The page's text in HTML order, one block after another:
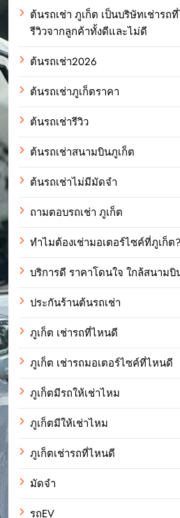
ต้นรถเช่า ภูเก็ต เป็นบริษัทเช่าร
รีวิวจากลูกค้าทั้งดีและไม่ดี
ต้นรถเช่า2026
ต้นรถเช่าภูเก็ตราคา
ต้นรถเช่ารีวิว
ต้นรถเช่าสนามบินภูเก็ต
ต้นรถเช่าไม่มีมัดจำ
ถามตอบรถเช่า ภูเก็ต
ทำไมต้องเช่ามอเตอร์ไซค์ที่ภูเก็ต?
บริการดี ราคาโดนใจ ใกล้สนามบิ
ประกันร้านต้นรถเช่า
ภูเก็ต เช่ารถที่ไหนดี
ภูเก็ต เช่ารถมอเตอร์ไซค์ที่ไหนดี
ภูเก็ตมีรถให้เช่าไหม
ภูเก็ตมีให้เช่าไหม
ภูเก็ตเช่ารถที่ไหนดี
มัดจำ
รถEV